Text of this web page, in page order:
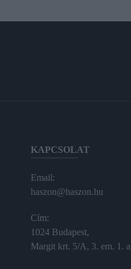
KAPCSOLAT
Email:
haszon@haszon.hu
Cím:
1024 Budapest,
Margit krt. 5/A, 3. em. 1. a